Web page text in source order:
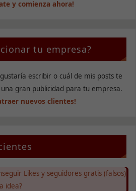
y comienza ahora!
tu empresa?
escribir o cuál de mis posts te
gran publicidad para tu empresa.
nuevos clientes!
Likes y seguidores gratis (falsos)
idea?